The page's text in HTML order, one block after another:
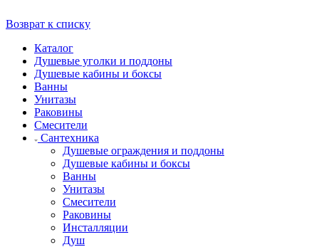
Возврат к списку
Каталог
Душевые уголки и поддоны
Душевые кабины и боксы
Ванны
Унитазы
Раковины
Смесители
Сантехника
Душевые ограждения и поддоны
Душевые кабины и боксы
Ванны
Унитазы
Смесители
Раковины
Инсталляции
Душ